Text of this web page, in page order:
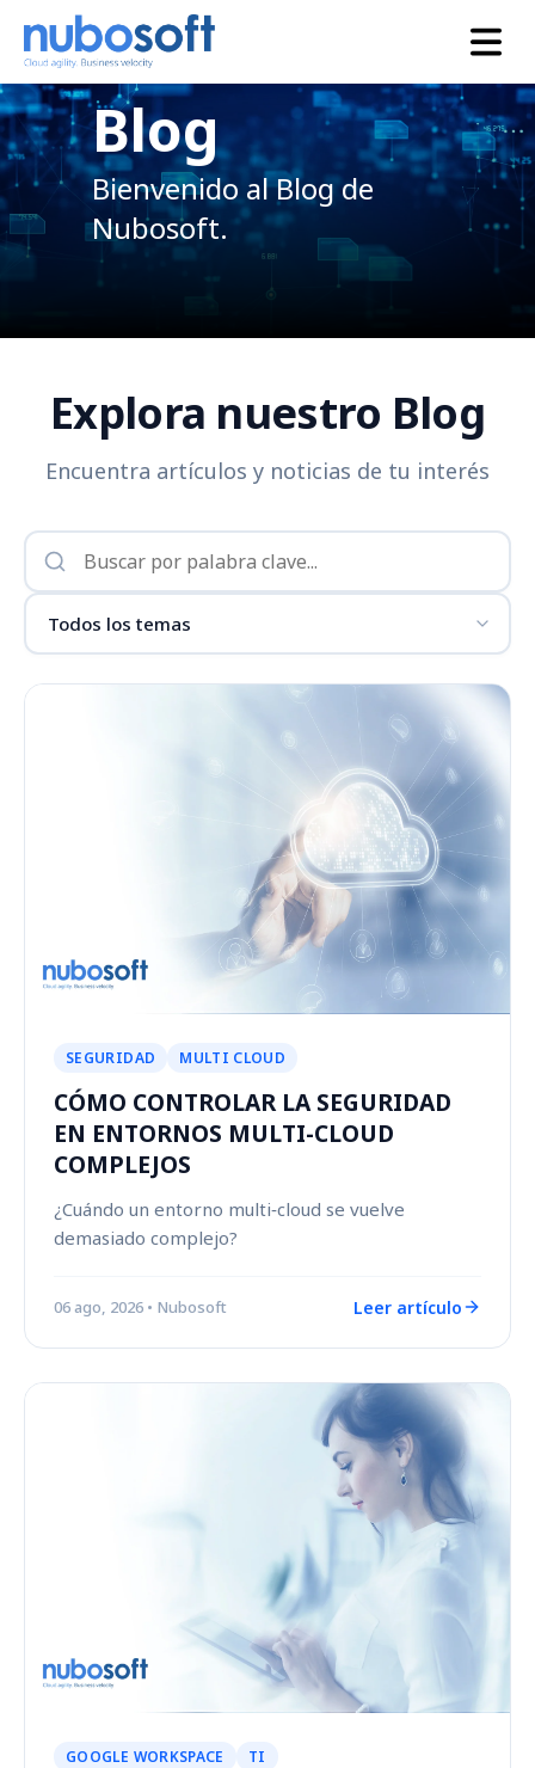
Blog
Bienvenido al Blog de
Nubosoft.
Explora nuestro Blog
Encuentra artículos y noticias de tu interés
SEGURIDAD MULTI CLOUD
CÓMO CONTROLAR LA SEGURIDAD
EN ENTORNOS MULTI-CLOUD
COMPLEJOS
¿Cuándo un entorno multi‑cloud se vuelve
demasiado complejo?
06 ago, 2026 • Nubosoft Leer artículo
GOOGLE WORKSPACE TI